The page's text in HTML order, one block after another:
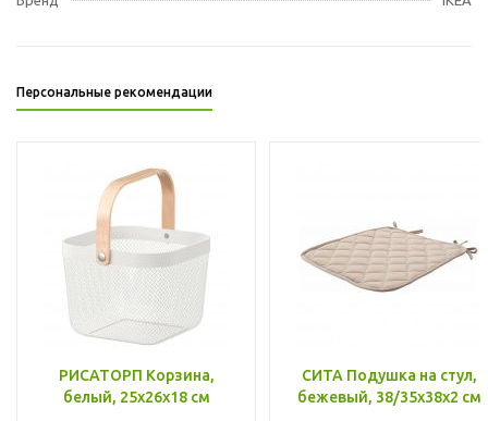
Персональные рекомендации
РИСАТОРП Корзина,
белый, 25x26x18 см
СИТА Подушка на стул,
бежевый, 38/35x38x2 см